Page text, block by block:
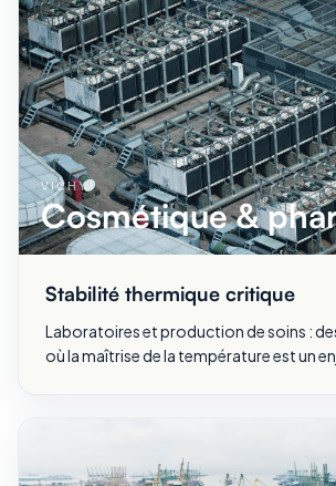
VICHY
Cosmétique &
Stabilité thermique critique
Laboratoires et production de soins :
où la maîtrise de la température est un